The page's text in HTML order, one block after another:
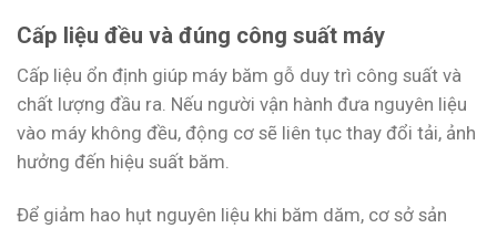
Cấp liệu đều và đúng công suất máy
Cấp liệu ổn định giúp máy băm gỗ duy trì công suất và
chất lượng đầu ra. Nếu người vận hành đưa nguyên liệu
vào máy không đều, động cơ sẽ liên tục thay đổi tải, ảnh
hưởng đến hiệu suất băm.
Để giảm hao hụt nguyên liệu khi băm dăm, cơ sở sản